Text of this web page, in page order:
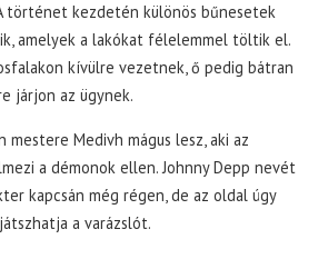
történet kezdetén különös bűnesetek
amelyek a lakókat félelemmel töltik el.
kívülre vezetnek, ő pedig bátran
járjon az ügynek.
mestere Medivh mágus lesz, aki az
a démonok ellen. Johnny Depp nevét
kapcsán még régen, de az oldal úgy
a varázslót.